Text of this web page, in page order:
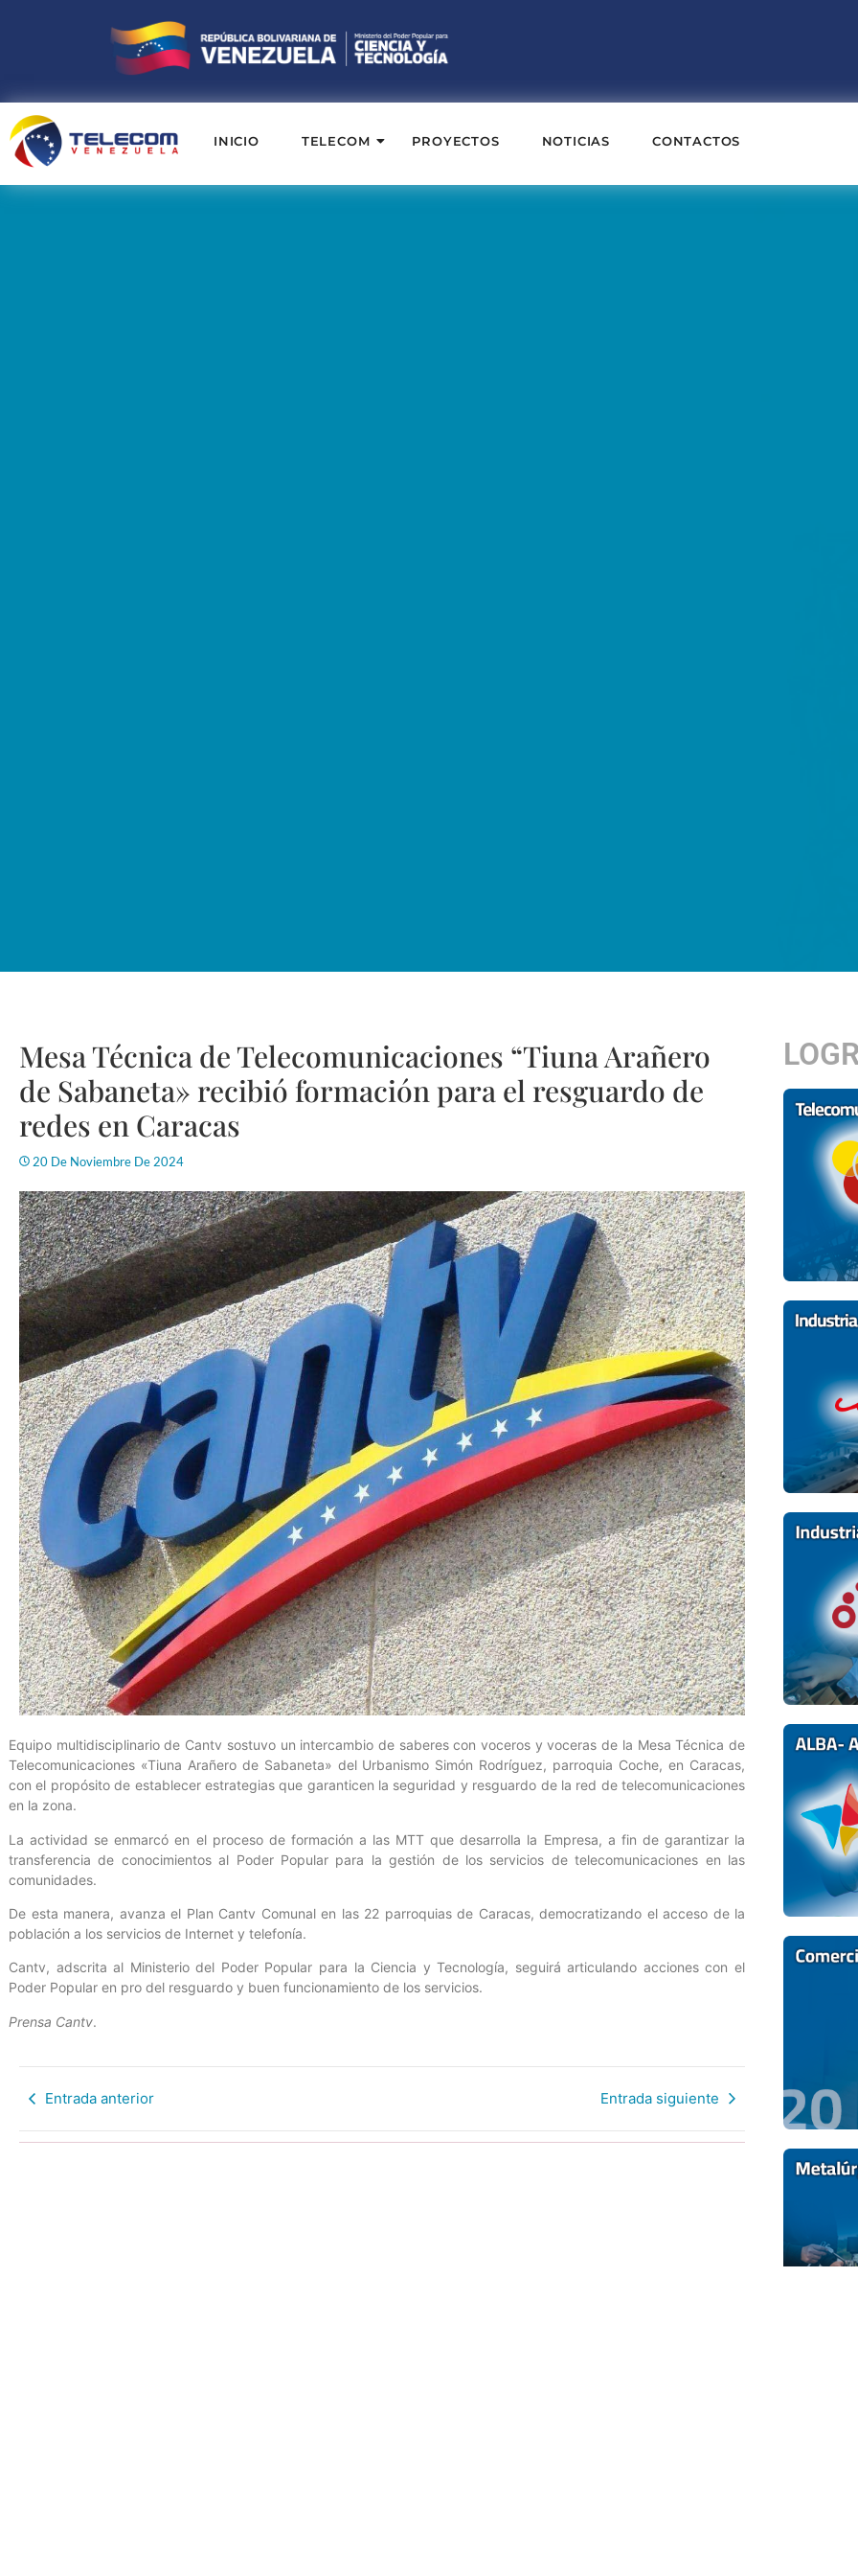
INICIO TELECOM PROYECTOS NOTICIAS CONTACTOS
Mesa Técnica de Telecomunicaciones “Tiuna Arañero
de Sabaneta» recibió formación para el resguardo de
redes en Caracas
20 De Noviembre De 2024
Equipo multidisciplinario de Cantv sostuvo un intercambio de saberes con voceros y voceras de la Mesa Técnica de
Telecomunicaciones «Tiuna Arañero de Sabaneta» del Urbanismo Simón Rodríguez, parroquia Coche, en Caracas,
con el propósito de establecer estrategias que garanticen la seguridad y resguardo de la red de telecomunicaciones
en la zona.
La actividad se enmarcó en el proceso de formación a las MTT que desarrolla la Empresa, a fin de garantizar la
transferencia de conocimientos al Poder Popular para la gestión de los servicios de telecomunicaciones en las
comunidades.
De esta manera, avanza el Plan Cantv Comunal en las 22 parroquias de Caracas, democratizando el acceso de la
población a los servicios de Internet y telefonía.
Cantv, adscrita al Ministerio del Poder Popular para la Ciencia y Tecnología, seguirá articulando acciones con el
Poder Popular en pro del resguardo y buen funcionamiento de los servicios.
Prensa Cantv.
Entrada anterior Entrada siguiente